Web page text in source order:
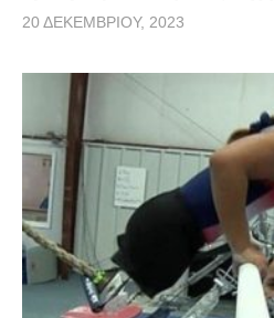
20 ΔΕΚΕΜΒΡΊΟΥ, 2023